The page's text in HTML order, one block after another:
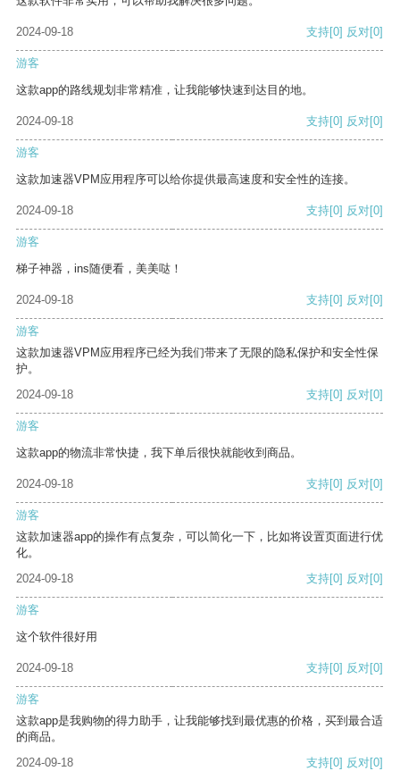
2024-09-18 支持[0] 反对[0]
游客
这款app的路线规划非常精准，让我能够快速到达目的地。
2024-09-18 支持[0] 反对[0]
游客
这款加速器VPM应用程序可以给你提供最高速度和安全性的连接。
2024-09-18 支持[0] 反对[0]
游客
梯子神器，ins随便看，美美哒！
2024-09-18 支持[0] 反对[0]
游客
这款加速器VPM应用程序已经为我们带来了无限的隐私保护和安全性保
护。
2024-09-18
支持[0] 反对[0]
游客
这款app的物流非常快捷，我下单后很快就能收到商品。
2024-09-18 支持[0] 反对[0]
游客
这款加速器app的操作有点复杂，可以简化一下，比如将设置页面进行优
化。
2024-09-18
支持[0] 反对[0]
游客
这个软件很好用
2024-09-18 支持[0] 反对[0]
游客
这款app是我购物的得力助手，让我能够找到最优惠的价格，买到最合适
的商品。
2024-09-18
支持[0] 反对[0]